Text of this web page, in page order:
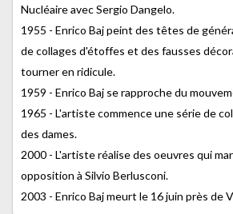
Nucléaire avec Sergio Dangelo.
1955 - Enrico Baj peint des têtes de
de collages d'étoffes et des fausses
tourner en ridicule.
1959 - Enrico Baj se rapproche du
1965 - L'artiste commence une série de
des dames.
2000 - L'artiste réalise des oeuvres qui
opposition à Silvio Berlusconi.
2003 - Enrico Baj meurt le 16 juin près de